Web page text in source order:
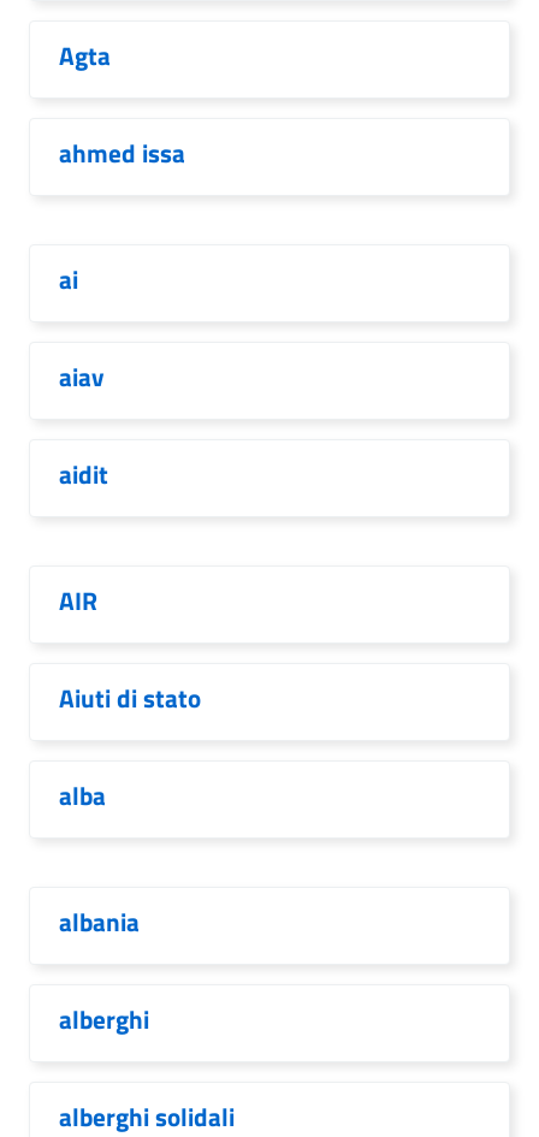
Agta
ahmed issa
ai
aiav
aidit
AIR
Aiuti di stato
alba
albania
alberghi
alberghi solidali